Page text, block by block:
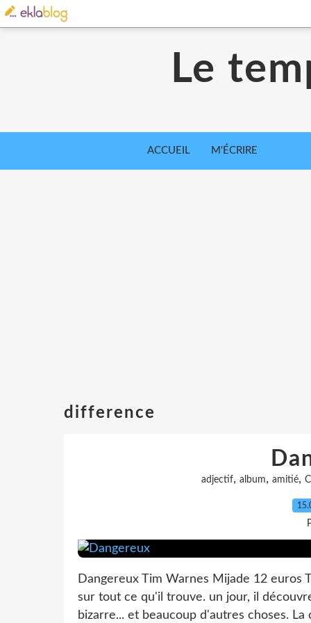
Le
ACCUEIL M'ÉCRIRE
difference
adjectif, album, amitié,
Dangereux Tim Warnes Mijade 12 euros
sur tout ce qu'il trouve. un jour, il
bizarre... et beaucoup d'autres choses.